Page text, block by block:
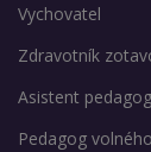
Vychovatel
Zdravotník
Asistent
Pedagog